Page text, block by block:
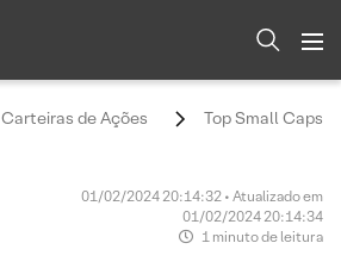
Carteiras de Ações Top Small Caps
01/02/2024 20:14:32 • Atualizado em
01/02/2024 20:14:34
1 minuto de leitura